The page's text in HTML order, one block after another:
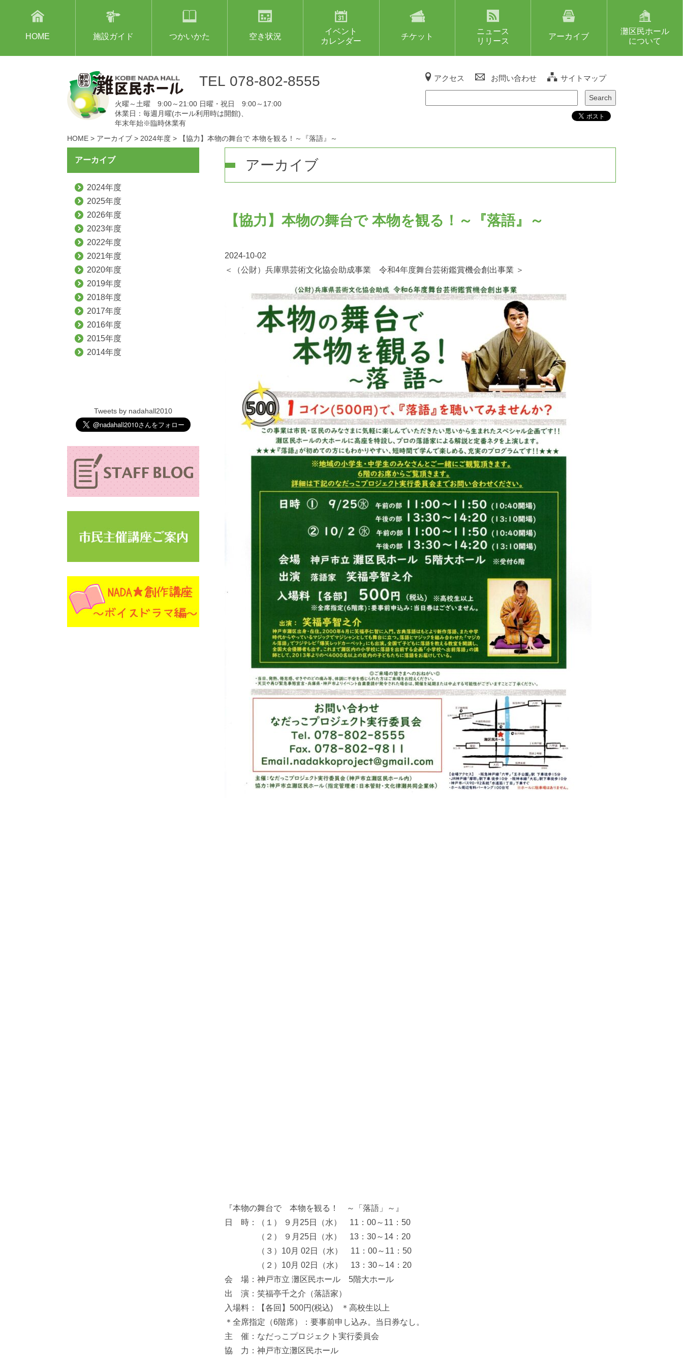
HOME 施設ガイド つかいかた 空き状況
イベント
カレンダー
チケット
ニュース
リリース
アーカイブ
灘区民ホール
について
TEL 078-802-8555
火曜～土曜 9:00～21:00 日曜・祝日 9:00～17:00
休業日：毎週月曜(ホール利用時は開館)、
年末年始※臨時休業有
アクセス お問い合わせ サイトマップ
HOME > アーカイブ > 2024年度 > 【協力】本物の舞台で 本物を観る！～『落語』～
アーカイブ
【協力】本物の舞台で 本物を観る！～『落語』～
2024-10-02
＜（公財）兵庫県芸術文化協会助成事業 令和4年度舞台芸術鑑賞機会創出事業 ＞
『本物の舞台で 本物を観る！ ～「落語」～』
日 時：（１） ９月25日（水） 11：00～11：50
（２） ９月25日（水） 13：30～14：20
（３）10月 02日（水） 11：00～11：50
（２）10月 02日（水） 13：30～14：20
会 場：神戸市立 灘区民ホール 5階大ホール
出 演：笑福亭千之介（落語家）
入場料：【各回】500円(税込) ＊高校生以上
＊全席指定（6階席）：要事前申し込み。当日券なし。
主 催：なだっこプロジェクト実行委員会
協 力：神戸市立灘区民ホール
アーカイブ
2024年度
2025年度
2026年度
2023年度
2022年度
2021年度
2020年度
2019年度
2018年度
2017年度
2016年度
2015年度
2014年度
Tweets by nadahall2010